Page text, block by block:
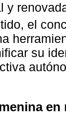
y
el
su
en